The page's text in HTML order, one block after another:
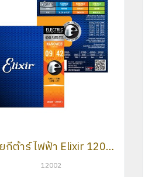
สายกีต้าร์ ไฟฟ้า Elixir 12002
12002